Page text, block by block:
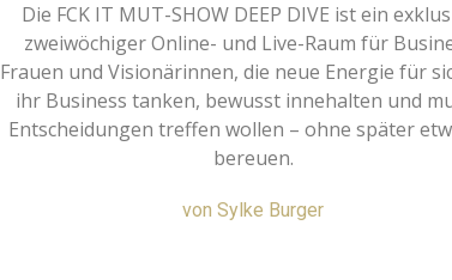
Die FCK IT MUT-SHOW DEEP DIVE ist ein
zweiwöchiger Online- und Live-Raum für
Frauen und Visionärinnen, die neue Energie für
ihr Business tanken, bewusst innehalten und
Entscheidungen treffen wollen – ohne später
bereuen.
von Sylke Burger